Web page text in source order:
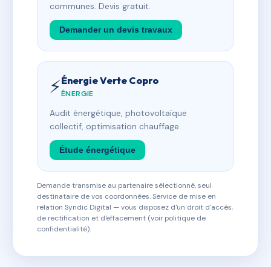
communes. Devis gratuit.
Demander un devis travaux
⚡Énergie Verte Copro
ÉNERGIE
Audit énergétique, photovoltaïque
collectif, optimisation chauffage.
Étude énergétique
Demande transmise au partenaire sélectionné, seul
destinataire de vos coordonnées. Service de mise en
relation Syndic Digital — vous disposez d'un droit d'accès,
de rectification et d'effacement (voir politique de
confidentialité).